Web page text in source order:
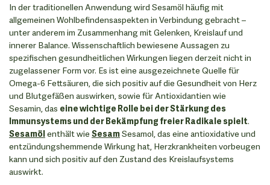
In der traditionellen Anwendung wird Sesamöl häufig mit
allgemeinen Wohlbefindensaspekten in Verbindung gebracht –
unter anderem im Zusammenhang mit Gelenken, Kreislauf und
innerer Balance. Wissenschaftlich bewiesene Aussagen zu
spezifischen gesundheitlichen Wirkungen liegen derzeit nicht in
zugelassener Form vor. Es ist eine ausgezeichnete Quelle für
Omega-6 Fettsäuren, die sich positiv auf die Gesundheit von Herz
und Blutgefäßen auswirken, sowie für Antioxidantien wie
Sesamin, das eine wichtige Rolle bei der Stärkung des
Immunsystems und der Bekämpfung freier Radikale spielt.
Sesamölenthält wie SesamSesamol, das eine antioxidative und
entzündungshemmende Wirkung hat, Herzkrankheiten vorbeugen
kann und sich positiv auf den Zustand des Kreislaufsystems
auswirkt.